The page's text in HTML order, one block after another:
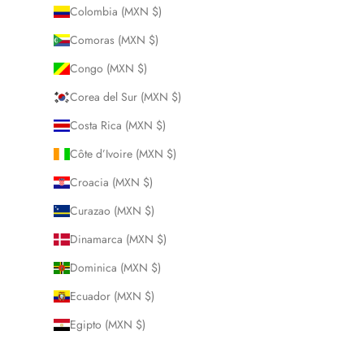
Colombia (MXN $)
Comoras (MXN $)
Congo (MXN $)
Corea del Sur (MXN $)
Costa Rica (MXN $)
Côte d’Ivoire (MXN $)
Croacia (MXN $)
Curazao (MXN $)
Dinamarca (MXN $)
Dominica (MXN $)
Ecuador (MXN $)
Egipto (MXN $)